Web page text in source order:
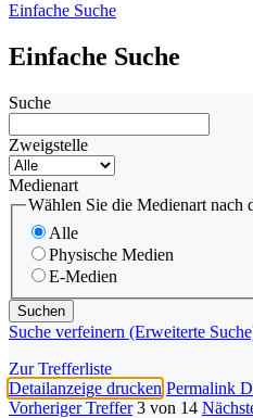
Einfache Suche
Einfache Suche
Suche
Zweigstelle
Medienart
Wählen Sie die Medienart nach
Alle
Physische Medien
E-Medien
Suche verfeinern (Erweiterte
Zur Trefferliste
Detailanzeige drucken Permalink
Vorheriger Treffer 3 von 14